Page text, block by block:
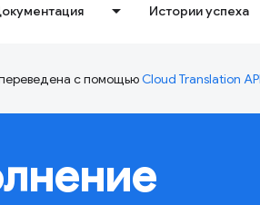
Истории успеха
с помощьюCloud Translation API